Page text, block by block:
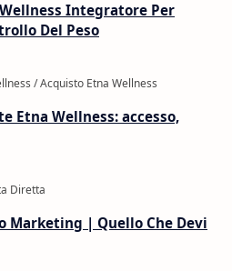
Integratore Per
Del Peso
Etna Wellness: accesso,
Marketing | Quello Che Devi